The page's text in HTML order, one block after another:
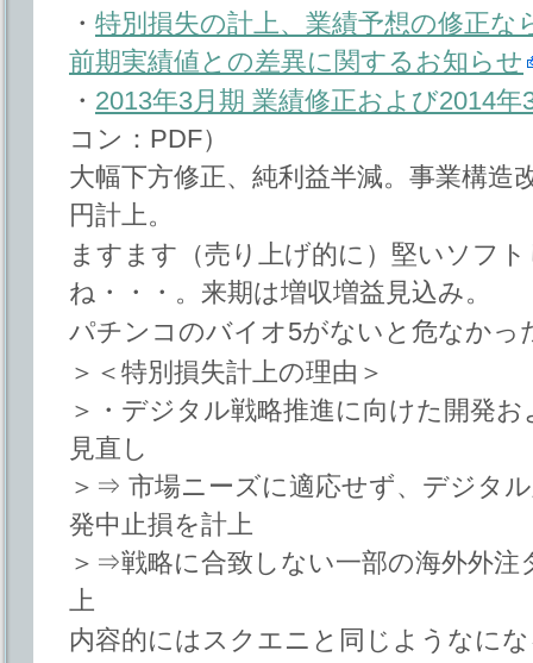
・ 特別損失の計上、業績予想の修正
前期実績値との差異に関するお知らせ
・ 2013年3月期 業績修正および2014年
コン：PDF）
大幅下方修正、純利益半減。事業構造
円計上。
ますます（売り上げ的に）堅いソフ
ね・・・。来期は増収増益見込み。
パチンコのバイオ5がないと危なかっ
＞＜特別損失計上の理由＞
＞・デジタル戦略推進に向けた開発
見直し
＞⇒ 市場ニーズに適応せず、デジタ
発中止損を計上
＞⇒戦略に合致しない一部の海外外注
上
内容的にはスクエニと同じようなに